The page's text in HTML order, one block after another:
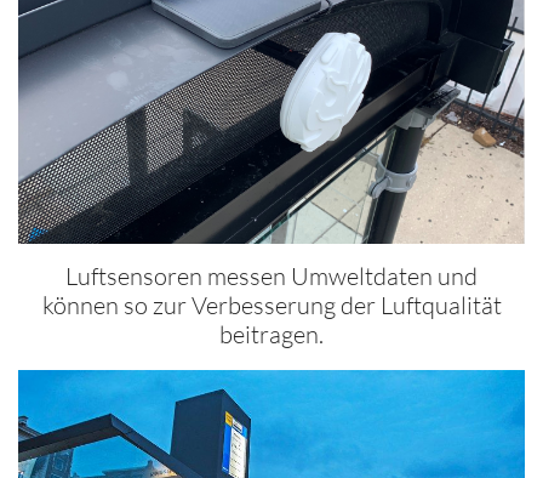
Luftsensoren messen Umweltdaten und
können so zur Verbesserung der Luftqualität
beitragen.